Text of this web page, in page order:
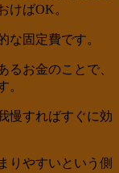
けばOK。
な固定費です。
るお金のことで、
。
慢すればすぐに効
りやすいという側